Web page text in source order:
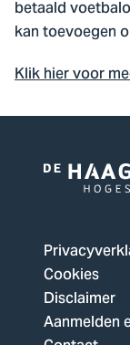
betaald
kan toevoegen
Klik hier voor
Logo
De
Haagse
Hogeschool,
ga
naar
Cookies
Disclaimer
Aanmelden